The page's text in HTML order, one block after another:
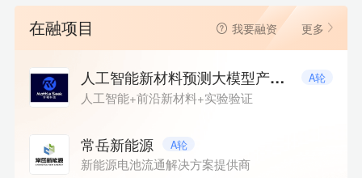
在融项目 我要融资 更多
人工智能新材料预测大模型产业化 A轮
人工智能+前沿新材料+实验验证
常岳新能源 A轮
新能源电池流通解决方案提供商